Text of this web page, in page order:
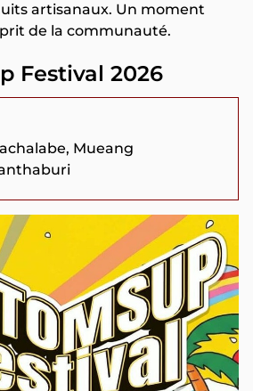
artisanaux. Un moment
de la communauté.
Festival 2026
Mueang